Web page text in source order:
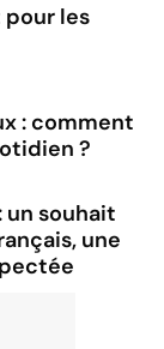
les
: comment
?
un souhait
une